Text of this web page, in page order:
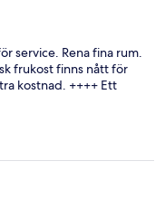
service. Rena fina rum.
frukost finns nått för
kostnad. ++++ Ett